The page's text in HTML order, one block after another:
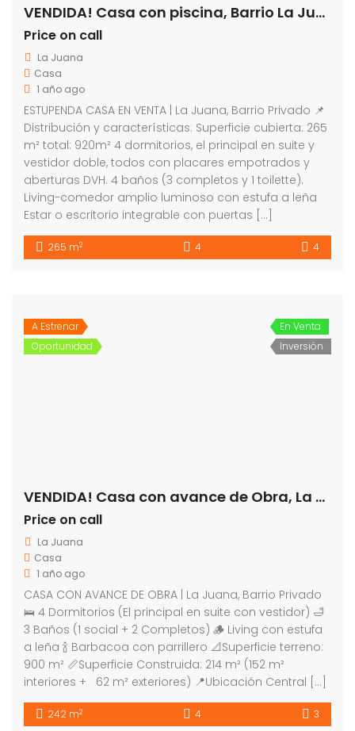
VENDIDA! Casa con piscina, Barrio La Juana
Price on call
La Juana
Casa
1 año ago
ESTUPENDA CASA EN VENTA | La Juana, Barrio Privado 📌
Distribución y características: Superficie cubierta: 265
m² total: 920m² 4 dormitorios, el principal en suite y
vestidor doble, todos con placares empotrados y
aberturas DVH. 4 baños (3 completos y 1 toilette).
Living-comedor amplio luminoso con estufa a leña
Estar o escritorio integrable con puertas […]
265 m2 4 4
A Estrenar
Oportunidad
En Venta
Inversión
VENDIDA! Casa con avance de Obra, La Juana
Price on call
La Juana
Casa
1 año ago
CASA CON AVANCE DE OBRA | La Juana, Barrio Privado
🛌 4 Dormitorios (El principal en suite con vestidor) 🛁
3 Baños (1 social + 2 Completos) 🪵 Living con estufa
a leña 🍾 Barbacoa con parrillero 📐Superficie terreno:
900 m² 📏Superficie Construida: 214 m² (152 m²
interiores + 62 m² exteriores) 📍Ubicación Central […]
242 m2 4 3